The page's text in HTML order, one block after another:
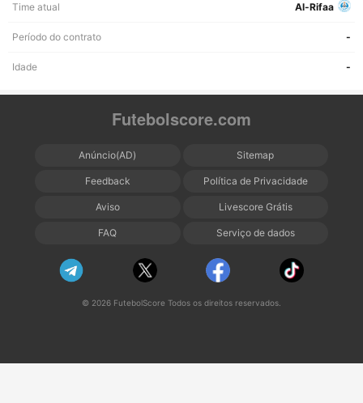
Time atual Al-Rifaa
Período do contrato -
Idade -
Futebolscore.com
Anúncio(AD) Sitemap
Feedback Política de Privacidade
Aviso Livescore Grátis
FAQ Serviço de dados
© 2026 FutebolScore Todos os direitos reservados.